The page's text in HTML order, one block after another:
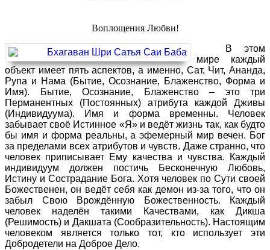
Воплощения Любви!
В этом
мире каждый
объект имеет пять аспектов, а именно, Сат, Чит, Ананда,
Рупа и Нама (Бытие, Осознание, Блаженство, Форма и
Имя). Бытие, Осознание, Блаженство – это три
Перманентных (Постоянных) атрибута каждой Дживы
(Индивидуума). Имя и форма временны. Человек
забывает своё Истинное «Я» и ведёт жизнь так, как будто
бы имя и форма реальны, а эфемерный мир вечен. Бог
за пределами всех атрибутов и чувств. Даже странно, что
человек приписывает Ему качества и чувства. Каждый
индивидуум должен постичь Бесконечную Любовь,
Истину и Сострадание Бога. Хотя человек по Сути своей
Божественен, он ведёт себя как демон из-за того, что он
забыл Свою Врождённую Божественность. Каждый
человек наделён такими Качествами, как Дикша
(Решимость) и Дакшата (Сообразительность). Настоящим
человеком является только тот, кто использует эти
Добродетели на Доброе Дело.